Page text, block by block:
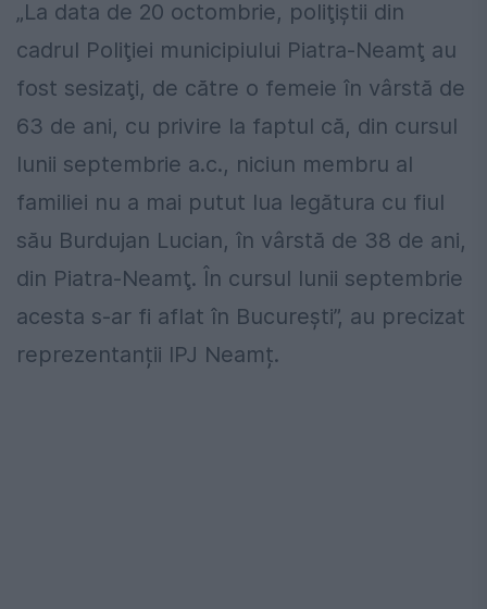
„La data de 20 octombrie, poliţiştii din
cadrul Poliţiei municipiului Piatra-Neamţ au
fost sesizaţi, de către o femeie în vârstă de
63 de ani, cu privire la faptul că, din cursul
lunii septembrie a.c., niciun membru al
familiei nu a mai putut lua legătura cu fiul
său Burdujan Lucian, în vârstă de 38 de ani,
din Piatra-Neamţ. În cursul lunii septembrie
acesta s-ar fi aflat în Bucureşti”, au precizat
reprezentanții IPJ Neamț.